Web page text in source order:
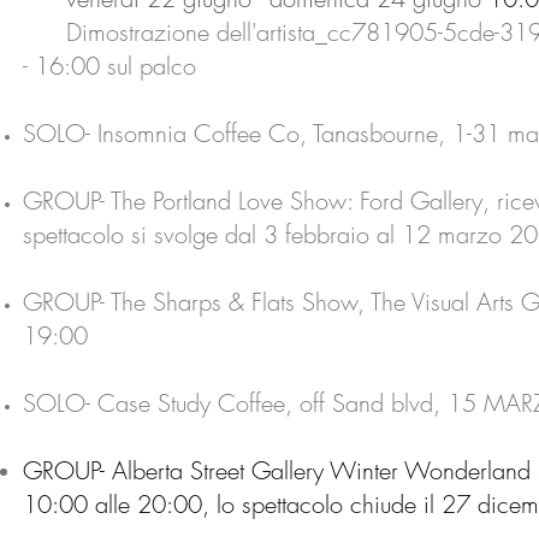
Dimostrazione dell'artista_cc781905-5cde-
- 16:00 sul palco
SOLO- Insomnia Coffee Co, Tanasbourne, 1-31
GROUP- The Portland Love Show: Ford Gallery,
spettacolo si svolge dal 3 febbraio al 12 marzo
GROUP- The Sharps & Flats Show, The Visual
19:00
SOLO- Case Study Coffee, off Sand blvd, 15
GROUP- Alberta Street Gallery Winter
10:00 alle 20:00, lo spettacolo chiude il 27